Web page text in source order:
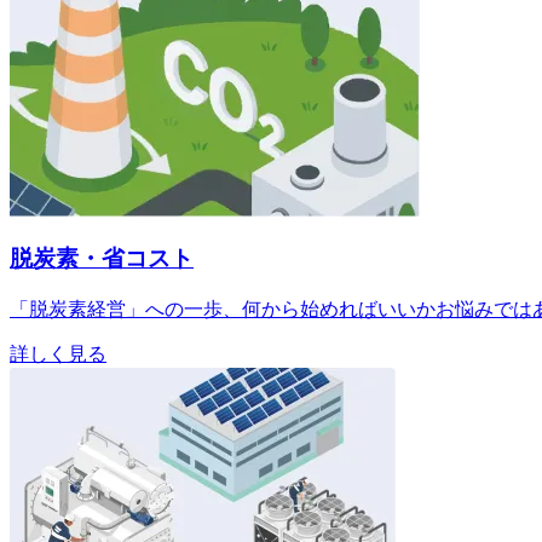
脱炭素・省コスト
「脱炭素経営」への一歩、何から始めればいいかお悩みでは
詳しく見る